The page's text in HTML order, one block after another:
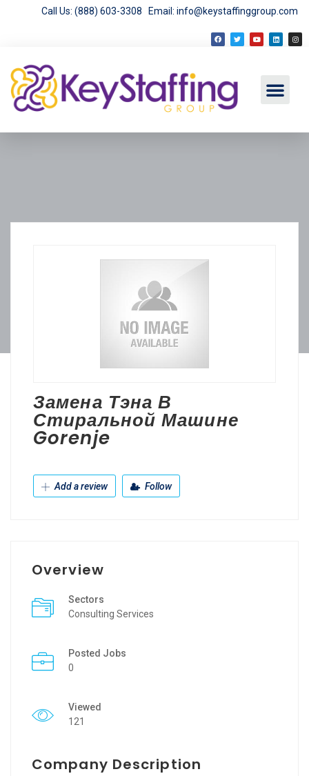
Call Us: (888) 603-3308 Email: info@keystaffinggroup.com
Замена Тэна В
Стиральной Машине
Gorenje
Add a review Follow
Overview
Sectors
Consulting Services
Posted Jobs
0
Viewed
121
Company Description